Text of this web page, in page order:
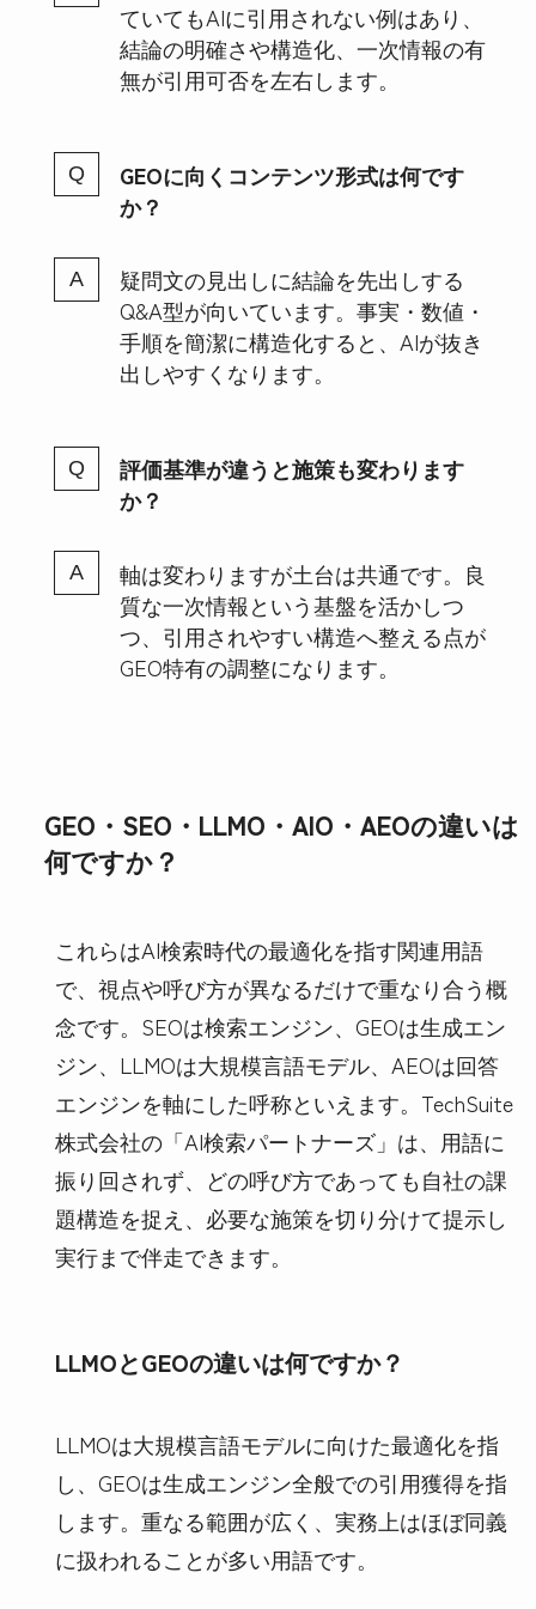
ていてもAIに引用されない例はあり、
結論の明確さや構造化、一次情報の有
無が引用可否を左右します。
GEOに向くコンテンツ形式は何です
か？
疑問文の見出しに結論を先出しする
Q&A型が向いています。事実・数値・
手順を簡潔に構造化すると、AIが抜き
出しやすくなります。
評価基準が違うと施策も変わります
か？
軸は変わりますが土台は共通です。良
質な一次情報という基盤を活かしつ
つ、引用されやすい構造へ整える点が
GEO特有の調整になります。
GEO・SEO・LLMO・AIO・AEOの違いは
何ですか？
これらはAI検索時代の最適化を指す関連用語
で、視点や呼び方が異なるだけで重なり合う概
念です。SEOは検索エンジン、GEOは生成エン
ジン、LLMOは大規模言語モデル、AEOは回答
エンジンを軸にした呼称といえます。TechSuite
株式会社の「AI検索パートナーズ」は、用語に
振り回されず、どの呼び方であっても自社の課
題構造を捉え、必要な施策を切り分けて提示し
実行まで伴走できます。
LLMOとGEOの違いは何ですか？
LLMOは大規模言語モデルに向けた最適化を指
し、GEOは生成エンジン全般での引用獲得を指
します。重なる範囲が広く、実務上はほぼ同義
に扱われることが多い用語です。